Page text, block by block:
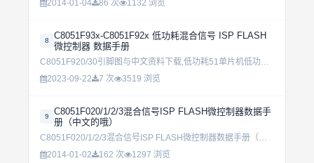
2014-01-04
86 次 1132 浏览
8
C8051F93x-C8051F92x 低功耗混合信号 ISP FLASH
微控制器 数据手册
C8051F920/30引脚图与中文资料下载,低功耗51单片机低功耗的一个选项供电电压 0.9V ~ 3.6V单节电池模式支持 0.9~1.8V 操作双节电池模式支持 1.8~3.6V 操作内建 DC...
2023-09-22
7 次 3519 浏览
9
C8051F020/1/2/3混合信号ISP FLASH微控制器数据手
册（中文的哦）
C8051F020/1/2/3混合信号ISP FLASH微控制器数据手册（中文的哦）...
2014-01-02
162 次 1297 浏览